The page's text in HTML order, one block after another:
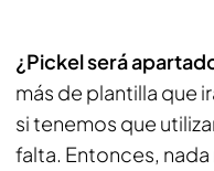
¿Pickel será
más de plantilla que
si tenemos que
falta. Entonces,